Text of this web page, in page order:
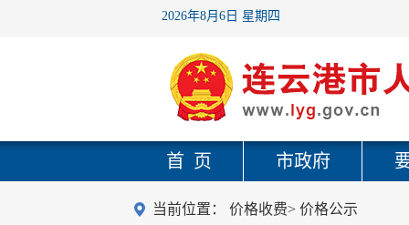
2026年8月6日 星期四
首 页 市政府
当前位置： 价格收费> 价格公示